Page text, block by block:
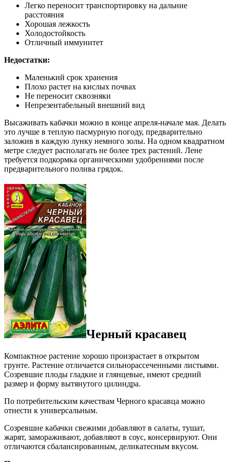
Легко переносит транспортировку на дальние
расстояния
Хорошая лежкость
Холодостойкость
Отличный иммунитет
Недостатки:
Маленький срок хранения
Плохо растет на кислых почвах
Не переносит сквозняки
Непрезентабельный внешний вид
Высаживать кабачки можно в конце апреля-начале мая. Делать
это лучше в теплую пасмурную погоду, предварительно
заложив в каждую лунку немного золы. На одном квадратном
метре следует располагать не более трех растений. Лене
требуется подкормка органическими удобрениями после
предварительного полива грядок.
Черный красавец
Компактное растение хорошо произрастает в открытом
грунте. Растение отличается сильнорассеченными листьями.
Созревшие плоды гладкие и глянцевые, имеют средний
размер и форму вытянутого цилиндра.
По потребительским качествам Черного красавца можно
отнести к универсальным.
Созревшие кабачки свежими добавляют в салаты, тушат,
жарят, замораживают, добавляют в соус, консервируют. Они
отличаются сбалансированным, деликатесным вкусом.